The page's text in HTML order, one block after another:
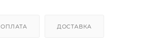
ОПЛАТА ДОСТАВКА